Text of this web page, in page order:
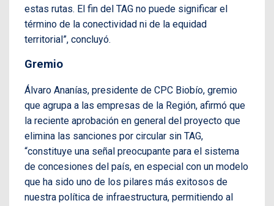
estas rutas. El fin del TAG no puede significar el
término de la conectividad ni de la equidad
territorial”, concluyó.
Gremio
Álvaro Ananías, presidente de CPC Biobío, gremio
que agrupa a las empresas de la Región, afirmó que
la reciente aprobación en general del proyecto que
elimina las sanciones por circular sin TAG,
“constituye una señal preocupante para el sistema
de concesiones del país, en especial con un modelo
que ha sido uno de los pilares más exitosos de
nuestra política de infraestructura, permitiendo al